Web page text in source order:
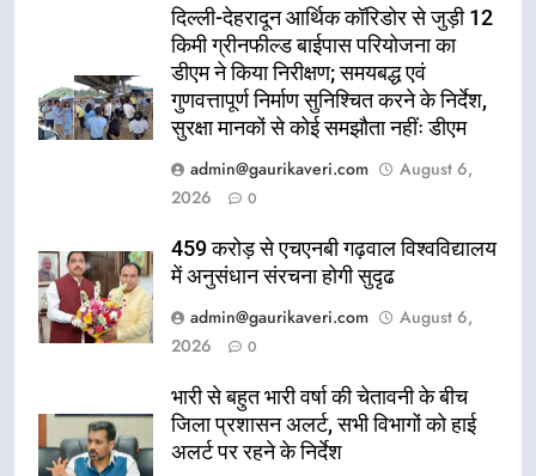
दिल्ली-देहरादून आर्थिक कॉरिडोर से जुड़ी 12
किमी ग्रीनफील्ड बाईपास परियोजना का
डीएम ने किया निरीक्षण; समयबद्ध एवं
गुणवत्तापूर्ण निर्माण सुनिश्चित करने के निर्देश,
सुरक्षा मानकों से कोई समझौता नहींः डीएम
admin@gaurikaveri.com
August 6,
2026
0
459 करोड़ से एचएनबी गढ़वाल विश्वविद्यालय
में अनुसंधान संरचना होगी सुदृढ
admin@gaurikaveri.com
August 6,
2026
0
भारी से बहुत भारी वर्षा की चेतावनी के बीच
जिला प्रशासन अलर्ट, सभी विभागों को हाई
अलर्ट पर रहने के निर्देश